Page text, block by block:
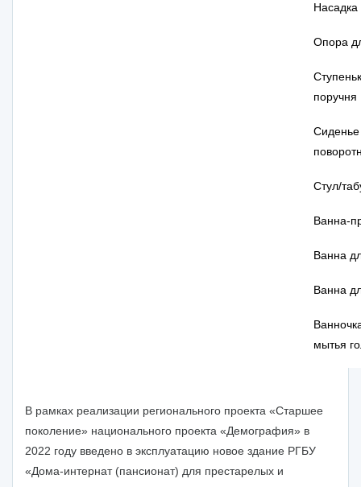
Насадка
Опора
поручня
Сиденье
Стул/
Ванна-
Ванна
Ванна
мытья
В рамках реализации регионального проекта «Старшее
поколение» национального проекта «Демография» в
2022 году введено в эксплуатацию новое здание РГБУ
«Дома-интернат (пансионат) для престарелых и